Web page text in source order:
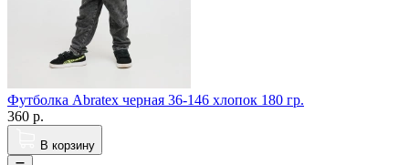
Футболка Abratex черная 36-146 хлопок 180 гр.
360 р.
В корзину